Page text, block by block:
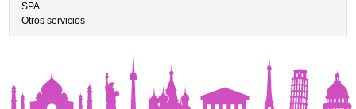
SPA
Otros servicios